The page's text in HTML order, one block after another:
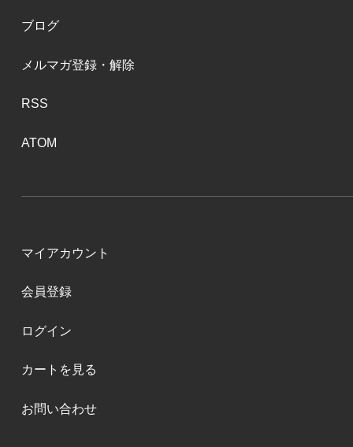
ブログ
メルマガ登録・解除
RSS
ATOM
マイアカウント
会員登録
ログイン
カートを見る
お問い合わせ